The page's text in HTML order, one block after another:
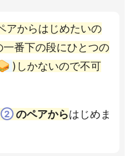
アからはじめたいの
一番下の段にひとつの
)しかないので不可
2 のペアからはじめま